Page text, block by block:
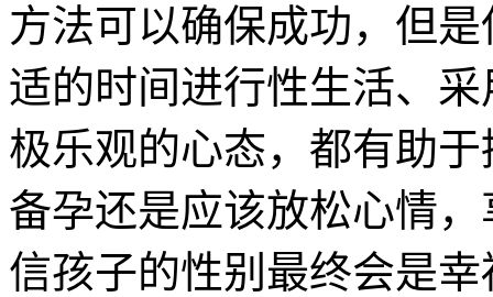
方法可以确保成功，但
适的时间进行性生活、
极乐观的心态，都有助
备孕还是应该放松心情
信孩子的性别最终会是幸